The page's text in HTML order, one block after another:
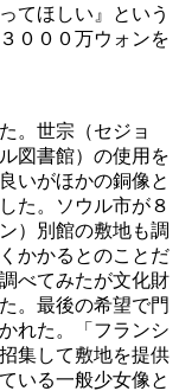
てほしい』という
０００万ウォンを
。世宗（セジョ
図書館）の使用を
いがほかの銅像と
た。ソウル市が８
）別館の敷地も調
かかるとのことだ
べてみたが文化財
。最後の希望で門
れた。「フランシ
集して敷地を提供
いる一般少女像と